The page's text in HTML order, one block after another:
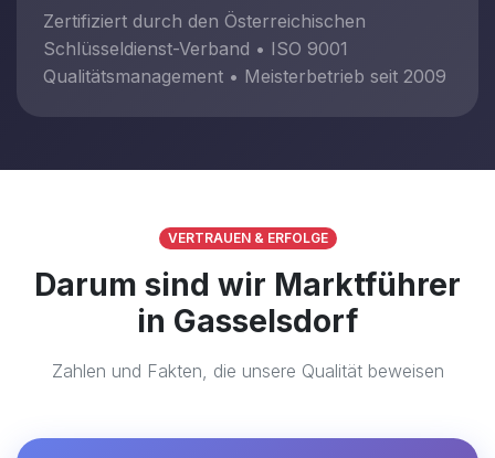
Zertifiziert durch den Österreichischen
Schlüsseldienst-Verband • ISO 9001
Qualitätsmanagement • Meisterbetrieb seit 2009
VERTRAUEN & ERFOLGE
Darum sind wir Marktführer
in Gasselsdorf
Zahlen und Fakten, die unsere Qualität beweisen